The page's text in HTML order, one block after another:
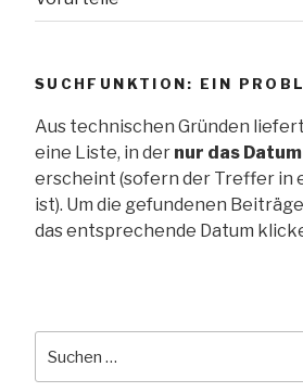
SUCHFUNKTION: EIN
Aus technischen Gründen
eine Liste, in der nur das
erscheint (sofern der Treffer in
ist). Um die gefundenen
das entsprechende Datum
nach: